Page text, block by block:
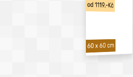
od 1119,-Kč
60 x 60 cm